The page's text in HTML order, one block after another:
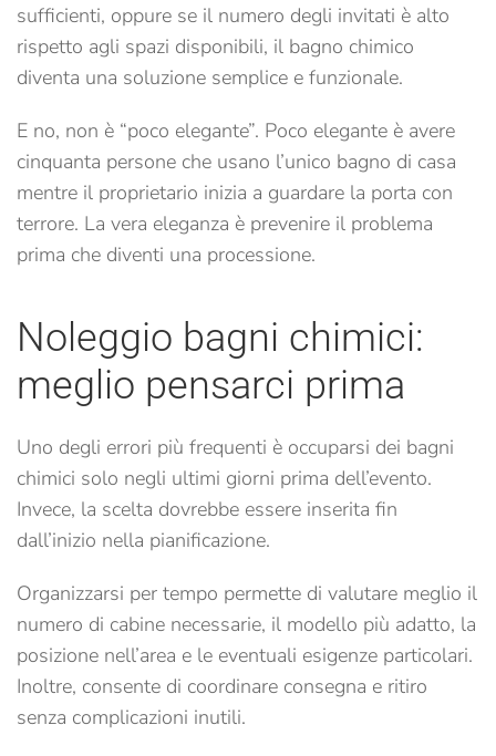
sufficienti, oppure se il numero degli invitati è alto
rispetto agli spazi disponibili, il bagno chimico
diventa una soluzione semplice e funzionale.
E no, non è “poco elegante”. Poco elegante è avere
cinquanta persone che usano l’unico bagno di casa
mentre il proprietario inizia a guardare la porta con
terrore. La vera eleganza è prevenire il problema
prima che diventi una processione.
Noleggio bagni chimici:
meglio pensarci prima
Uno degli errori più frequenti è occuparsi dei bagni
chimici solo negli ultimi giorni prima dell’evento.
Invece, la scelta dovrebbe essere inserita fin
dall’inizio nella pianificazione.
Organizzarsi per tempo permette di valutare meglio il
numero di cabine necessarie, il modello più adatto, la
posizione nell’area e le eventuali esigenze particolari.
Inoltre, consente di coordinare consegna e ritiro
senza complicazioni inutili.